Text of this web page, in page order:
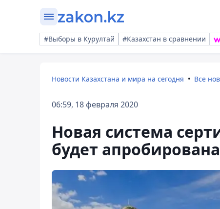
#Выборы в Курултай #Казахстан в сравнении
Новости Казахстана и мира на сегодня Все
06:59, 18 февраля 2020
Новая система
будет